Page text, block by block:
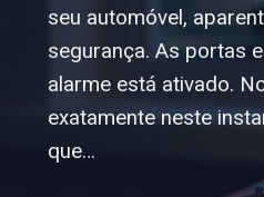
seu automóvel,
segurança. As portas
alarme está ativado.
exatamente neste
que…